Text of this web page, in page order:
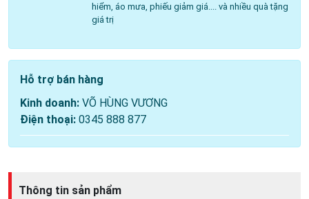
hiểm, áo mưa, phiếu giảm giá.... và nhiều quà tặng
giá trị
Hỗ trợ bán hàng
Kinh doanh: VÕ HÙNG VƯƠNG
Điện thoại: 0345 888 877
Thông tin sản phẩm